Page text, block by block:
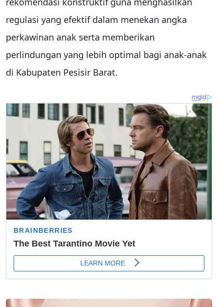
regulasi yang efektif dalam menekan angka
perkawinan anak serta memberikan
perlindungan yang lebih optimal bagi anak-anak
di Kabupaten Pesisir Barat.